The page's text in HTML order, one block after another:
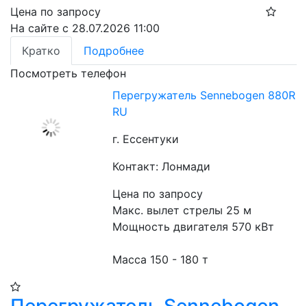
Цена по запросу
На сайте с 28.07.2026 11:00
Кратко
Подробнее
Посмотреть телефон
Перегружатель Sennebogen 880R
RU
г. Ессентуки
Контакт: Лонмади
Цена по запросу
Макс. вылет стрелы 25 м
Мощность двигателя 570 кВт
Масса 150 - 180 т